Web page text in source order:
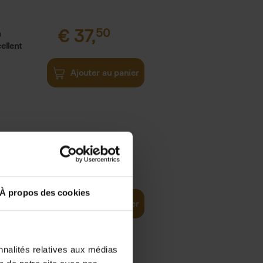
À propos des cookies
relatives aux médias
€ 37,50
Ajouter au panier
world 29,99
Ajouter au panier